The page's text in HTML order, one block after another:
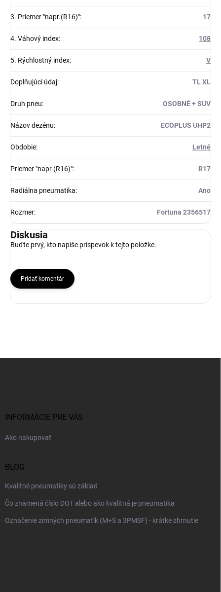
3. Priemer "napr.(R16)": 17
4. Váhový index: 108
5. Rýchlostný index: V
Doplňujúci údaj: TL XL
Druh pneu: OSOBNÉ + SUV
Názov dezénu: ECOPLUS UHP2
Obdobie: Letné
Priemer "napr.(R16)": R17
Radiálna pneumatika: Ano
Rozmer: Fortuna 2356517
Diskusia
Buďte prvý, kto napíše príspevok k tejto položke.
Pridať komentár
INFORMÁCIE PRE VÁS
Ako nakupovať
BLOG
Kvalitné pneumatiky sú základ
Čo znamená číslo DOT alebo ako kvalitná je pneumatika
Označenie zimných pneumatík (M+S a 3PMSF) - krátke zhrnutie